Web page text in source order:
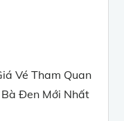
Vé Tham Quan
Bà Đen Mới Nhất